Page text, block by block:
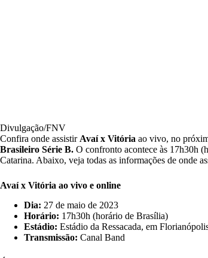
Divulgação/FNV
Confira onde assistirAvaí x Vitória ao vivo, no
Brasileiro Série B. O confronto acontece às 17h30h
Catarina. Abaixo, veja todas as informações de onde
Avaí x Vitória ao vivo e online
Dia: 27 de maio de 2023
Horário: 17h30h (horário de Brasília)
Estádio: Estádio da Ressacada, em
Transmissão: Canal Band